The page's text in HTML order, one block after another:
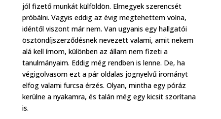
jól fizető munkát külföldön. Elmegyek szerencsét
próbálni. Vagyis eddig az évig megtehettem volna,
idéntől viszont már nem. Van ugyanis egy hallgatói
ösztöndíjszerződésnek nevezett valami, amit nekem
alá kell írnom, különben az állam nem fizeti a
tanulmányaim. Eddig még rendben is lenne. De, ha
végigolvasom ezt a pár oldalas jognyelvű irományt
elfog valami furcsa érzés. Olyan, mintha egy póráz
kerülne a nyakamra, és talán még egy kicsit szorítana
is.